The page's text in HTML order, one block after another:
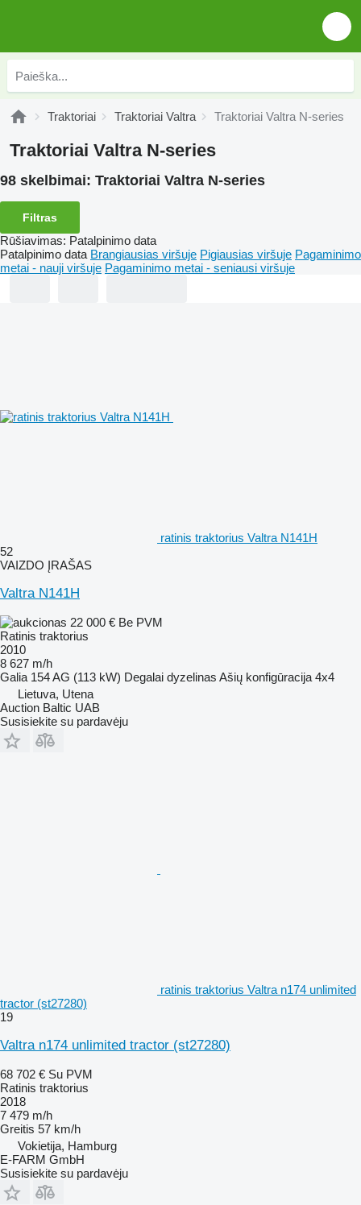
Traktoriai Traktoriai Valtra Traktoriai Valtra N-series
Traktoriai Valtra N-series
98 skelbimai: Traktoriai Valtra N-series
Filtras
Rūšiavimas: Patalpinimo data
Patalpinimo data Brangiausias viršuje Pigiausias viršuje Pagaminimo
metai - nauji viršuje Pagaminimo metai - seniausi viršuje
ratinis traktorius Valtra N141H
52
VAIZDO ĮRAŠAS
Valtra N141H
22 000 € Be PVM
Ratinis traktorius
2010
8 627 m/h
Galia 154 AG (113 kW) Degalai dyzelinas Ašių konfigūracija 4x4
Lietuva, Utena
Auction Baltic UAB
Susisiekite su pardavėju
ratinis traktorius Valtra n174 unlimited
tractor (st27280)
19
Valtra n174 unlimited tractor (st27280)
68 702 € Su PVM
Ratinis traktorius
2018
7 479 m/h
Greitis 57 km/h
Vokietija, Hamburg
E-FARM GmbH
Susisiekite su pardavėju